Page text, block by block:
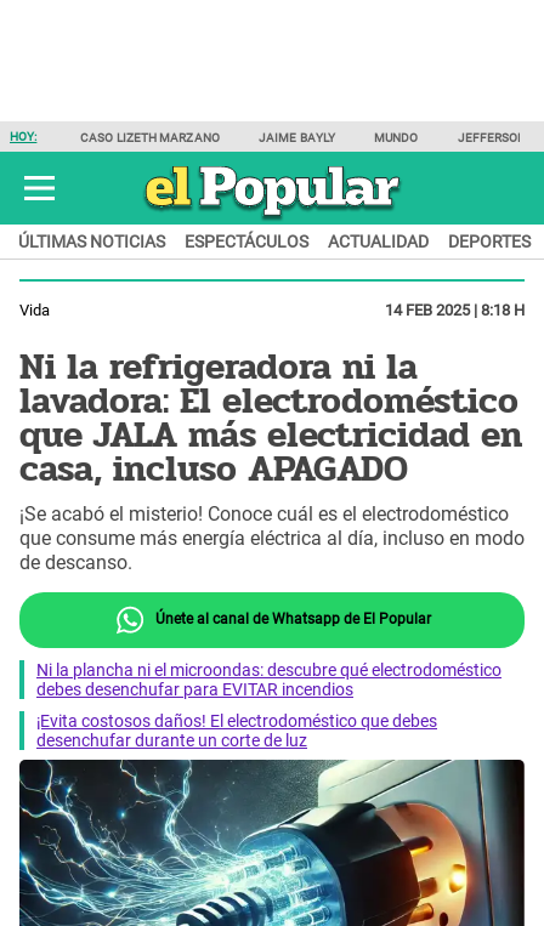
HOY: CASO LIZETH MARZANO JAIME BAYLY MUNDO JEFFERSON
ÚLTIMAS NOTICIAS ESPECTÁCULOS ACTUALIDAD DEPORTES
Vida 14 FEB 2025 | 8:18 H
Ni la refrigeradora ni la
lavadora: El electrodoméstico
que JALA más electricidad en
casa, incluso APAGADO
¡Se acabó el misterio! Conoce cuál es el electrodoméstico
que consume más energía eléctrica al día, incluso en modo
de descanso.
Únete al canal de Whatsapp de El Popular
Ni la plancha ni el microondas: descubre qué electrodoméstico
debes desenchufar para EVITAR incendios
¡Evita costosos daños! El electrodoméstico que debes
desenchufar durante un corte de luz